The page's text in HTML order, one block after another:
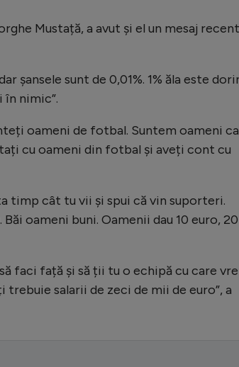
Mustață, a avut și el un mesaj recent
șansele sunt de 0,01%. 1% ăla este
în nimic”.
oameni de fotbal. Suntem oameni
cu oameni din fotbal și aveți cont cu
timp cât tu vii și spui că vin suporteri.
oameni buni. Oamenii dau 10 euro, 20
faci față și să ții tu o echipă cu care
trebuie salarii de zeci de mii de euro”, a